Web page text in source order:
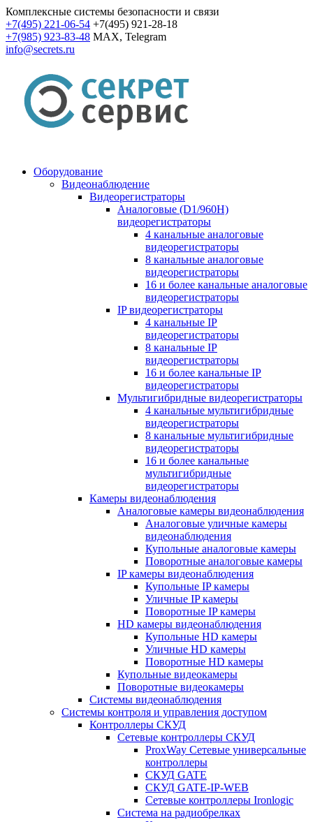
Комплексные системы безопасности и связи
+7(495) 221-06-54 +7(495) 921-28-18
+7(985) 923-83-48 MAX, Telegram
info@secrets.ru
Оборудование
Видеонаблюдение
Видеорегистраторы
Аналоговые (D1/960H)
видеорегистраторы
4 канальные аналоговые
видеорегистраторы
8 канальные аналоговые
видеорегистраторы
16 и более канальные аналоговые
видеорегистраторы
IP видеорегистраторы
4 канальные IP
видеорегистраторы
8 канальные IP
видеорегистраторы
16 и более канальные IP
видеорегистраторы
Мультигибридные видеорегистраторы
4 канальные мультигибридные
видеорегистраторы
8 канальные мультигибридные
видеорегистраторы
16 и более канальные
мультигибридные
видеорегистраторы
Камеры видеонаблюдения
Аналоговые камеры видеонаблюдения
Аналоговые уличные камеры
видеонаблюдения
Купольные аналоговые камеры
Поворотные аналоговые камеры
IP камеры видеонаблюдения
Купольные IP камеры
Уличные IP камеры
Поворотные IP камеры
HD камеры видеонаблюдения
Купольные HD камеры
Уличные HD камеры
Поворотные HD камеры
Купольные видеокамеры
Поворотные видеокамеры
Системы видеонаблюдения
Системы контроля и управления доступом
Контроллеры СКУД
Сетевые контроллеры СКУД
ProxWay Сетевые универсальные
контроллеры
СКУД GATE
СКУД GATE-IP-WEB
Сетевые контроллеры Ironlogic
Система на радиобрелках